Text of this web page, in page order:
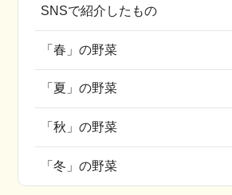
SNSで紹介したもの
「春」の野菜
「夏」の野菜
「秋」の野菜
「冬」の野菜